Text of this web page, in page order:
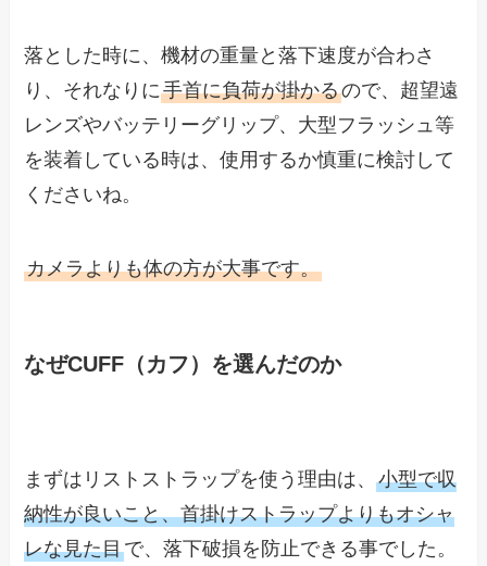
落とした時に、機材の重量と落下速度が合わさ
り、それなりに手首に負荷が掛かるので、超望遠
レンズやバッテリーグリップ、大型フラッシュ等
を装着している時は、使用するか慎重に検討して
くださいね。
カメラよりも体の方が大事です。
なぜCUFF（カフ）を選んだのか
まずはリストストラップを使う理由は、小型で収
納性が良いこと、首掛けストラップよりもオシャ
レな見た目で、落下破損を防止できる事でした。